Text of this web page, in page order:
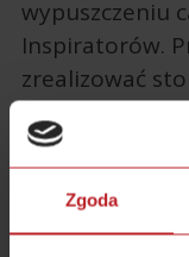
Zgoda
wypuszczeniu
Inspiratorów.
zrealizować
Już teraz
statystykach.
rzeczy, o
cytaty, LIVE’y,